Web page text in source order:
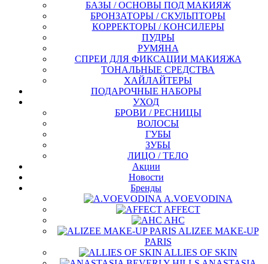
БАЗЫ / ОСНОВЫ ПОД МАКИЯЖ
БРОНЗАТОРЫ / СКУЛЬПТОРЫ
КОРРЕКТОРЫ / КОНСИЛЕРЫ
ПУДРЫ
РУМЯНА
СПРЕИ ДЛЯ ФИКСАЦИИ МАКИЯЖА
ТОНАЛЬНЫЕ СРЕДСТВА
ХАЙЛАЙТЕРЫ
ПОДАРОЧНЫЕ НАБОРЫ
УХОД
БРОВИ / РЕСНИЦЫ
ВОЛОСЫ
ГУБЫ
ЗУБЫ
ЛИЦО / ТЕЛО
Акции
Новости
Бренды
A.VOEVODINA
AFFECT
AHC
ALIZEE MAKE-UP
PARIS
ALLIES OF SKIN